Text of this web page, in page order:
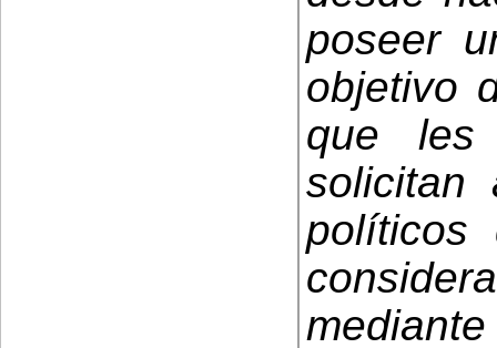
poseer
objetivo
que
solicitan
políticos